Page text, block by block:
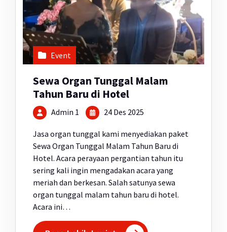
Event
Sewa Organ Tunggal Malam
Tahun Baru di Hotel
Admin 1 24 Des 2025
Jasa organ tunggal kami menyediakan paket
Sewa Organ Tunggal Malam Tahun Baru di
Hotel. Acara perayaan pergantian tahun itu
sering kali ingin mengadakan acara yang
meriah dan berkesan. Salah satunya sewa
organ tunggal malam tahun baru di hotel.
Acara ini…